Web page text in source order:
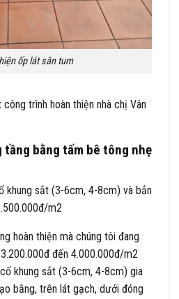
ốp lát sân tum
trình hoàn thiện nhà chị Vân
tầng bằng tấm bê tông nhẹ
khung sắt (3-6cm, 4-8cm) và bắn
m2
hoàn thiện mà chúng tôi đang
đến 4.000.000đ/m2
khung sắt (3-6cm, 4-8cm) gia
bằng, trên lát gạch, dưới đóng